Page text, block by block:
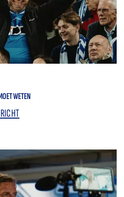
WETEN